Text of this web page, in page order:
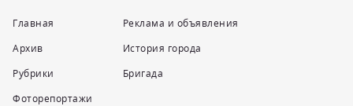
Главная
Архив
Рубрики
Фоторепортажи
Реклама и объявления
История города
Бригада